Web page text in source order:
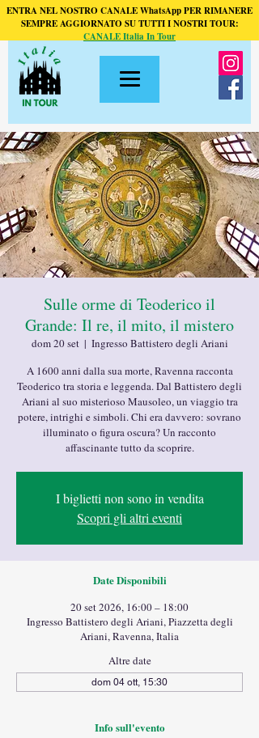
ENTRA NEL NOSTRO CANALE WhatsApp PER RIMANERE
SEMPRE AGGIORNATO SU TUTTI I NOSTRI TOUR:
CANALE Italia In Tour
Sulle orme di Teoderico il
Grande: Il re, il mito, il mistero
dom 20 set
  |
Ingresso Battistero degli Ariani
A 1600 anni dalla sua morte, Ravenna racconta
Teoderico tra storia e leggenda. Dal Battistero degli
Ariani al suo misterioso Mausoleo, un viaggio tra
potere, intrighi e simboli. Chi era davvero: sovrano
illuminato o figura oscura? Un racconto
affascinante tutto da scoprire.
I biglietti non sono in vendita
Scopri gli altri eventi
Date Disponibili
20 set 2026, 16:00 – 18:00
Ingresso Battistero degli Ariani, Piazzetta degli
Ariani, Ravenna, Italia
Altre date
dom 04 ott, 15:30
Info sull'evento